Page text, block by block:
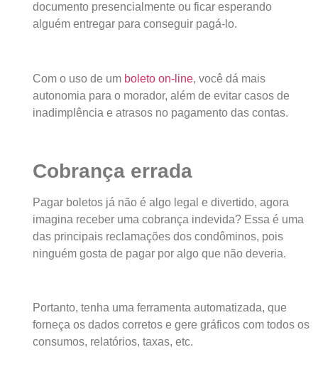
documento presencialmente ou ficar esperando
alguém entregar para conseguir pagá-lo.
Com o uso de um boleto on-line, você dá mais
autonomia para o morador, além de evitar casos de
inadimplência e atrasos no pagamento das contas.
Cobrança errada
Pagar boletos já não é algo legal e divertido, agora
imagina receber uma cobrança indevida? Essa é uma
das principais reclamações dos condôminos, pois
ninguém gosta de pagar por algo que não deveria.
Portanto, tenha uma ferramenta automatizada, que
forneça os dados corretos e gere gráficos com todos os
consumos, relatórios, taxas, etc.